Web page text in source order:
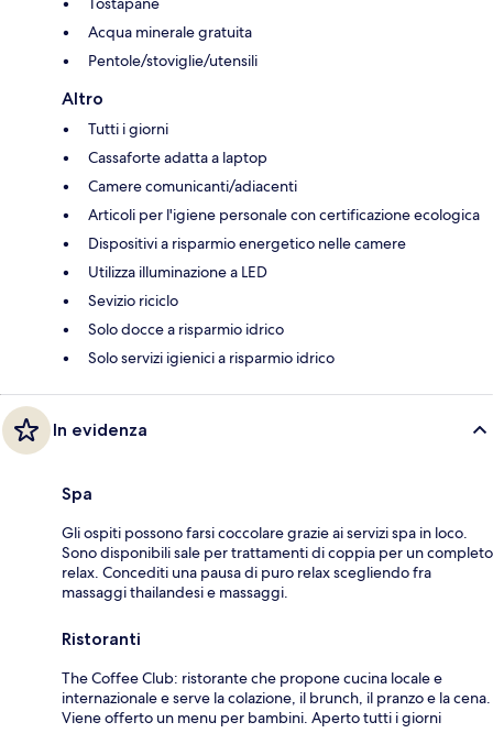
Acqua minerale gratuita
Pentole/stoviglie/utensili
Altro
Tutti i giorni
Cassaforte adatta a laptop
Camere comunicanti/adiacenti
Articoli per l'igiene personale con certificazione ecologica
Dispositivi a risparmio energetico nelle camere
Utilizza illuminazione a LED
Sevizio riciclo
Solo docce a risparmio idrico
Solo servizi igienici a risparmio idrico
In evidenza
Spa
Gli ospiti possono farsi coccolare grazie ai servizi spa in loco.
Sono disponibili sale per trattamenti di coppia per un completo
relax. Concediti una pausa di puro relax scegliendo fra
massaggi thailandesi e massaggi.
Ristoranti
The Coffee Club: ristorante che propone cucina locale e
internazionale e serve la colazione, il brunch, il pranzo e la cena.
Viene offerto un menu per bambini. Aperto tutti i giorni